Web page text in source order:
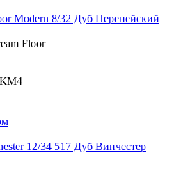
Modern 8/32 Дуб Перенейский
Floor
КМ4